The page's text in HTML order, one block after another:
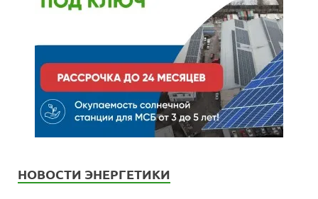
НОВОСТИ ЭНЕРГЕТИКИ